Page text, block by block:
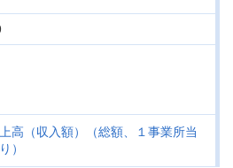
高（収入額）（総額、１事業所当
）